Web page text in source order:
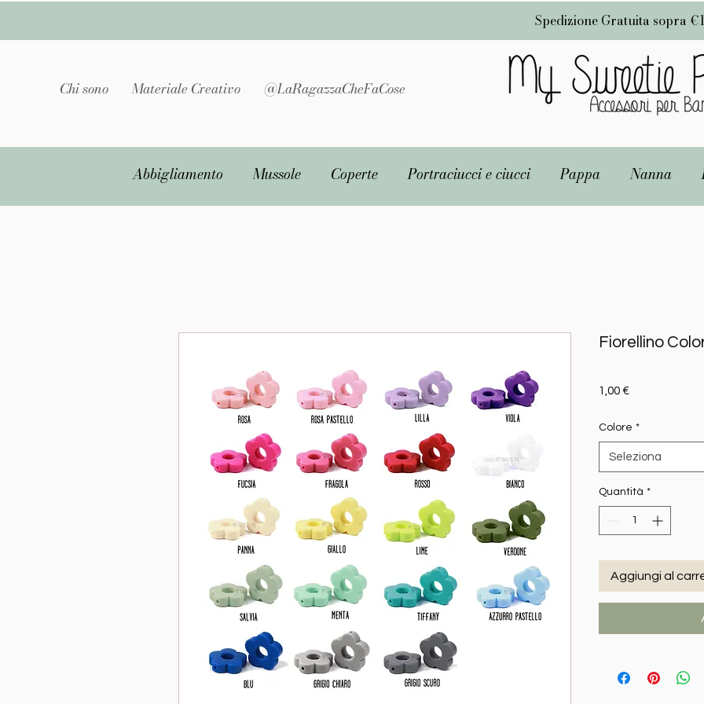
Spedizione Gratuita sopra
Chi sono Materiale Creativo @LaRagazzaCheFaCose
Abbigliamento Mussole Coperte Portraciucci e ciucci Pappa Nanna
Fiorellino
1,00 €Prezzo
Colore *
Seleziona
Quantità *
Aggiungi al